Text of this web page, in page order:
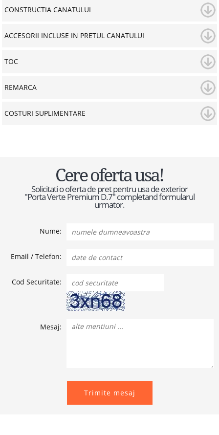
CONSTRUCTIA CANATULUI
ACCESORII INCLUSE IN PRETUL CANATULUI
TOC
REMARCA
COSTURI SUPLIMENTARE
Cere oferta usa!
Solicitati o oferta de pret pentru usa de exterior
"Porta Verte Premium D.7" completand formularul
urmator.
Nume:
Email / Telefon:
Cod Securitate:
Mesaj:
Trimite mesaj